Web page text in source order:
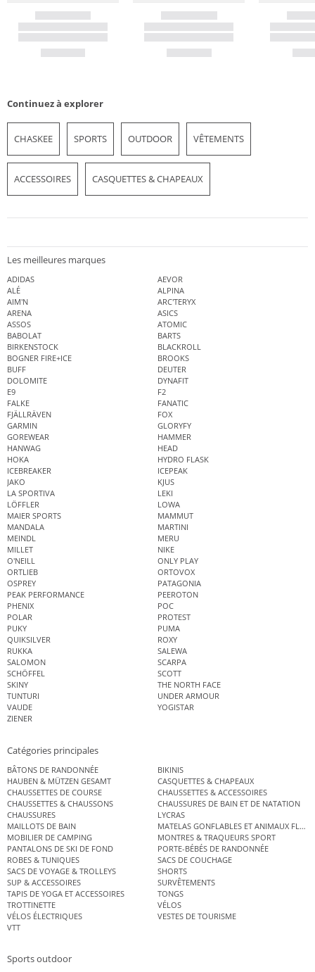
Continuez à explorer
CHASKEE SPORTS OUTDOOR VÊTEMENTS
ACCESSOIRES CASQUETTES & CHAPEAUX
Les meilleures marques
ADIDAS
AEVOR
ALÉ
ALPINA
AIM'N
ARC'TERYX
ARENA
ASICS
ASSOS
ATOMIC
BABOLAT
BARTS
BIRKENSTOCK
BLACKROLL
BOGNER FIRE+ICE
BROOKS
BUFF
DEUTER
DOLOMITE
DYNAFIT
E9
F2
FALKE
FANATIC
FJÄLLRÄVEN
FOX
GARMIN
GLORYFY
GOREWEAR
HAMMER
HANWAG
HEAD
HOKA
HYDRO FLASK
ICEBREAKER
ICEPEAK
JAKO
KJUS
LA SPORTIVA
LEKI
LÖFFLER
LOWA
MAIER SPORTS
MAMMUT
MANDALA
MARTINI
MEINDL
MERU
MILLET
NIKE
O'NEILL
ONLY PLAY
ORTLIEB
ORTOVOX
OSPREY
PATAGONIA
PEAK PERFORMANCE
PEEROTON
PHENIX
POC
POLAR
PROTEST
PUKY
PUMA
QUIKSILVER
ROXY
RUKKA
SALEWA
SALOMON
SCARPA
SCHÖFFEL
SCOTT
SKINY
THE NORTH FACE
TUNTURI
UNDER ARMOUR
VAUDE
YOGISTAR
ZIENER
Catégories principales
BÂTONS DE RANDONNÉE
BIKINIS
HAUBEN & MÜTZEN GESAMT
CASQUETTES & CHAPEAUX
CHAUSSETTES DE COURSE
CHAUSSETTES & ACCESSOIRES
CHAUSSETTES & CHAUSSONS
CHAUSSURES DE BAIN ET DE NATATION
CHAUSSURES
LYCRAS
MAILLOTS DE BAIN
MATELAS GONFLABLES ET ANIMAUX
MOBILIER DE CAMPING
MONTRES & TRAQUEURS SPORT
PANTALONS DE SKI DE FOND
PORTE-BÉBÉS DE RANDONNÉE
ROBES & TUNIQUES
SACS DE COUCHAGE
SACS DE VOYAGE & TROLLEYS
SHORTS
SUP & ACCESSOIRES
SURVÊTEMENTS
TAPIS DE YOGA ET ACCESSOIRES
TONGS
TROTTINETTE
VÉLOS
VÉLOS ÉLECTRIQUES
VESTES DE TOURISME
VTT
Sports outdoor